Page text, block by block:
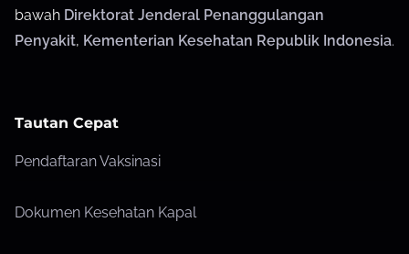
bawah Direktorat Jenderal Penanggulangan
Penyakit, Kementerian Kesehatan Republik Indonesia.
Tautan Cepat
Pendaftaran Vaksinasi
Dokumen Kesehatan Kapal